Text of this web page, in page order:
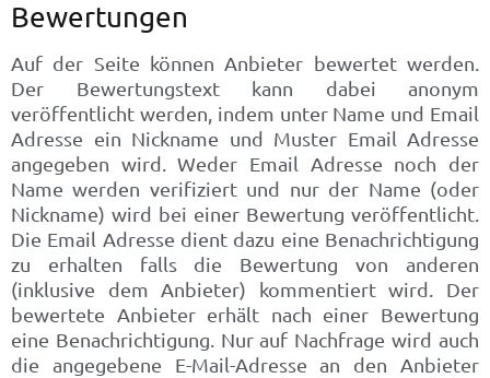
Bewertungen
Auf der Seite können Anbieter bewertet werden.
Der Bewertungstext kann dabei anonym
veröffentlicht werden, indem unter Name und Email
Adresse ein Nickname und Muster Email Adresse
angegeben wird. Weder Email Adresse noch der
Name werden verifiziert und nur der Name (oder
Nickname) wird bei einer Bewertung veröffentlicht.
Die Email Adresse dient dazu eine Benachrichtigung
zu erhalten falls die Bewertung von anderen
(inklusive dem Anbieter) kommentiert wird. Der
bewertete Anbieter erhält nach einer Bewertung
eine Benachrichtigung. Nur auf Nachfrage wird auch
die angegebene E-Mail-Adresse an den Anbieter